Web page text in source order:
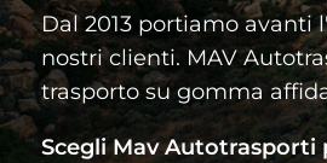
Dal 2013 portiamo avanti
nostri clienti. MAV
trasporto su gomma
Scegli Mav